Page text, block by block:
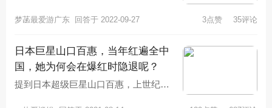
较低，50元起购。2、二者的
梦菡最爱游广东 回答于 2022-09-27 3点赞 35评论
日本巨星山口百惠，当年红遍全中
国，她为何会在爆红时隐退呢？
提到日本超级巨星山口百惠，上世纪八